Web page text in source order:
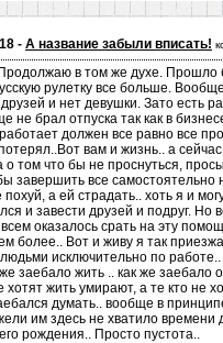
- А название забыли вписать!
в том же духе. Прошло
рулетку все больше.
и нет девушки. Зато есть
не брал отпуска так как в
должен все равно все
вам и жизнь.. а
том что бы не проснуться,
завершить все самостоятельно
похуй, а ей страдать.. хоть я и
и завести друзей и подруг.
оказалось срать на эту
более.. Вот и живу я так
исключительно по
заебало жить .. как же
жить умирают, а те кто не
думать.. вообще в
им здесь не хватило
рождения.. Просто пустота..